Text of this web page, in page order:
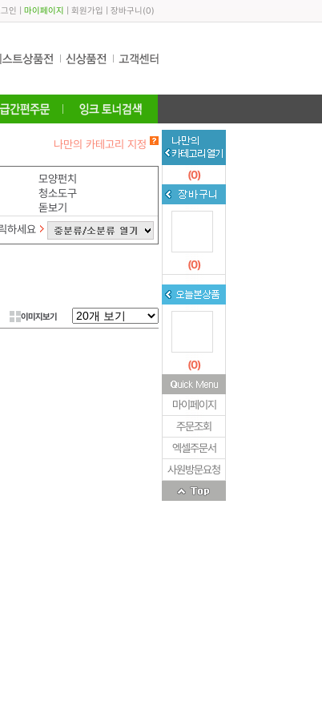
인 마이페이지 회원가입 장바구니 (0)
나만의 카테고리 지정
모양펀치
청소도구
돋보기
하세요
이미지보기
(0)
(0)
(0)
마이페이지
주문조회
엑셀주문서
사원방문요청